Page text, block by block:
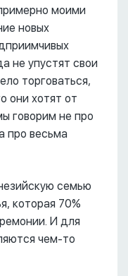
моими
новых
не упустят свои
торговаться,
они хотят от
говорим не про
про весьма
семью
которая 70%
И для
чем-то